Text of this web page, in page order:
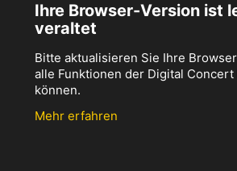
Ihre Browser-Version ist
veraltet
Bitte aktualisieren Sie Ihre
alle Funktionen der Digital Concert
können.
Mehr erfahren